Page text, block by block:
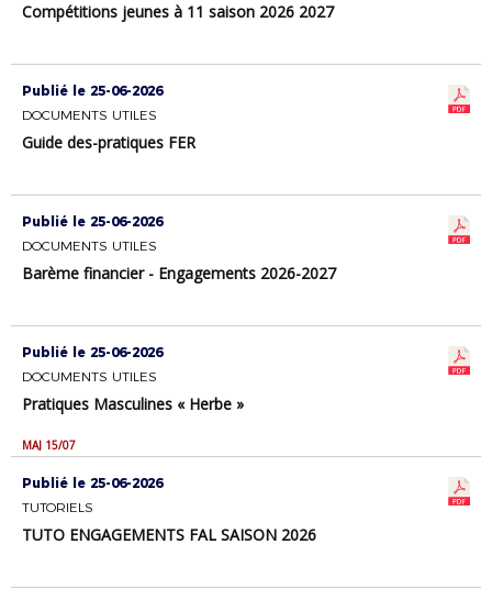
Compétitions jeunes à 11 saison 2026 2027
Publié le 25-06-2026
DOCUMENTS UTILES
Guide des-pratiques FER
Publié le 25-06-2026
DOCUMENTS UTILES
Barème financier - Engagements 2026-2027
Publié le 25-06-2026
DOCUMENTS UTILES
Pratiques Masculines « Herbe »
MAJ 15/07
Publié le 25-06-2026
TUTORIELS
TUTO ENGAGEMENTS FAL SAISON 2026